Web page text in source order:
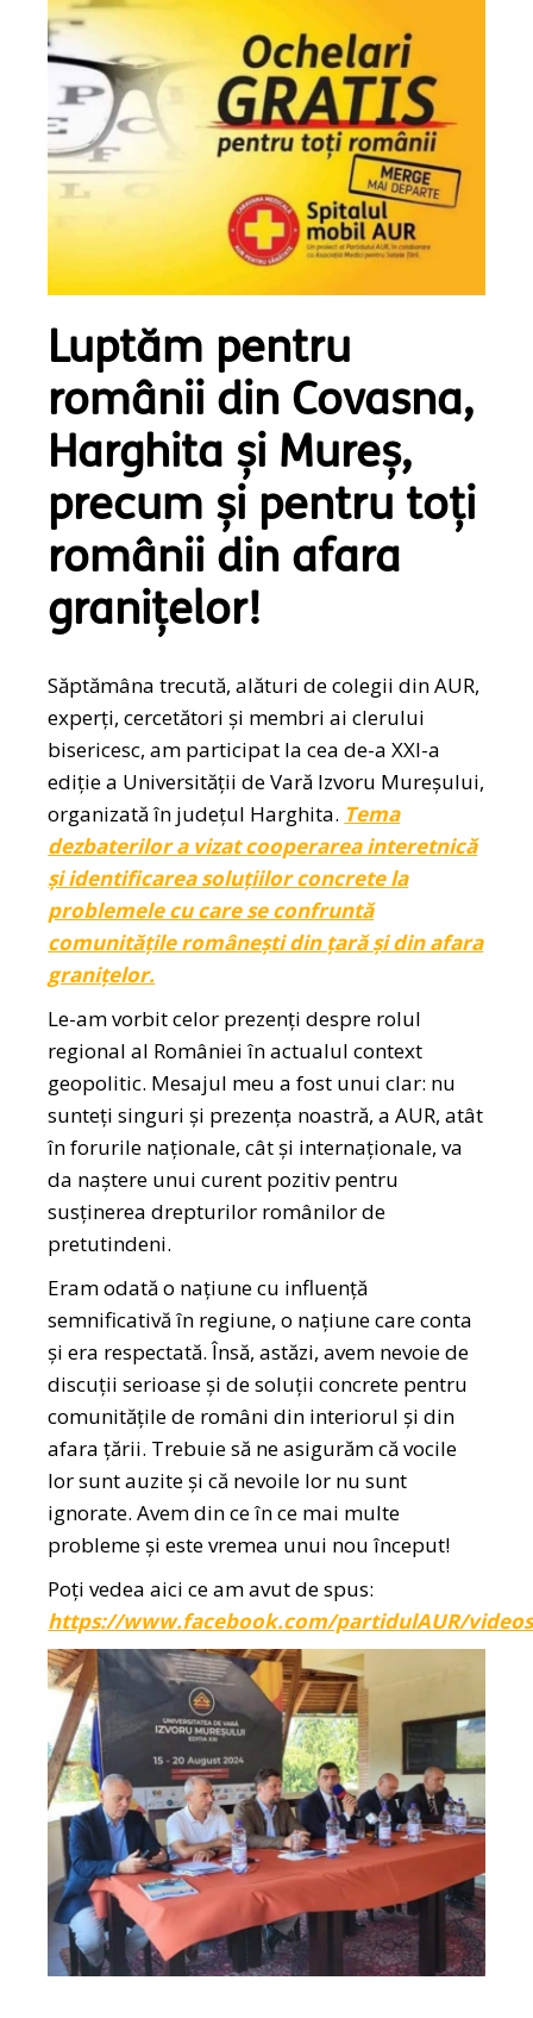
Luptăm pentru
românii din Covasna,
Harghita și Mureș,
precum și pentru toți
românii din afara
granițelor!
Săptămâna trecută, alături de colegii din AUR,
experți, cercetători și membri ai clerului
bisericesc, am participat la cea de-a XXI-a
ediție a Universității de Vară Izvoru Mureșului,
organizată în județul Harghita. Tema
dezbaterilor a vizat cooperarea interetnică
și identificarea soluțiilor concrete la
problemele cu care se confruntă
comunitățile românești din țară și din afara
granițelor.
Le-am vorbit celor prezenți despre rolul
regional al României în actualul context
geopolitic. Mesajul meu a fost unui clar: nu
sunteți singuri și prezența noastră, a AUR, atât
în forurile naționale, cât și internaționale, va
da naștere unui curent pozitiv pentru
susținerea drepturilor românilor de
pretutindeni.
Eram odată o națiune cu influență
semnificativă în regiune, o națiune care conta
și era respectată. Însă, astăzi, avem nevoie de
discuții serioase și de soluții concrete pentru
comunitățile de români din interiorul și din
afara țării. Trebuie să ne asigurăm că vocile
lor sunt auzite și că nevoile lor nu sunt
ignorate. Avem din ce în ce mai multe
probleme și este vremea unui nou început!
Poți vedea aici ce am avut de spus:
https://www.facebook.com/partidulAUR/